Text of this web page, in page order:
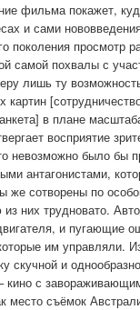
фильма покажет,
и сами
поколения просмотр
самой похвалы с
лишь ту
картин
в плане
восприятие
невозможно было бы
антагонистами,
же сотворены по
них трудновато.
и пугающие
им управляли.
скучной и
с
место съёмок